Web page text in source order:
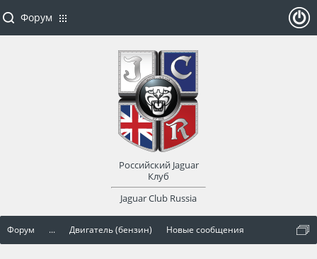
Форум ... Двигатель (бензин) Новые сообщения
Форум
Российский Jaguar
Клуб
Jaguar Club Russia
оват